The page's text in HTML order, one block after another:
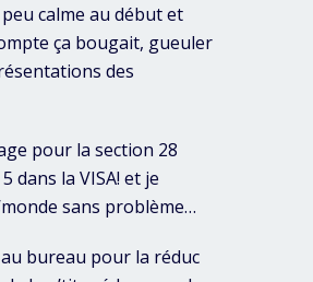
calme au début et
ça bougait, gueuler
des
pour la section 28
dans la VISA! et je
sans problème…
bureau pour la réduc